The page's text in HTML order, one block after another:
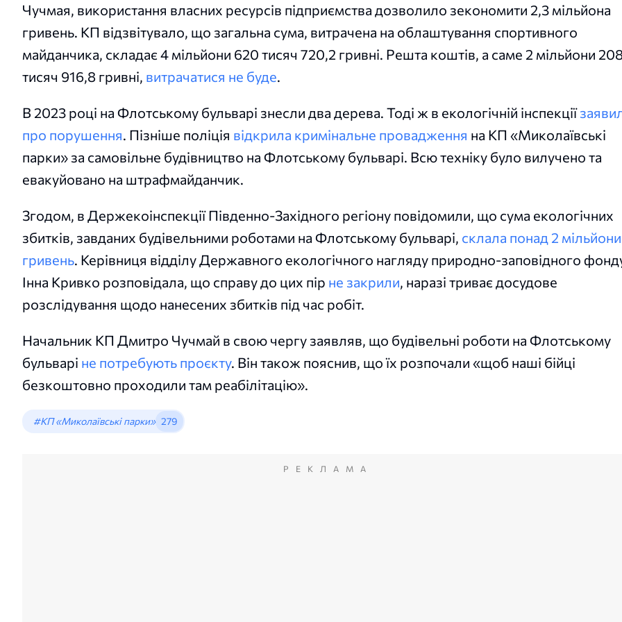
Чучмая, використання власних ресурсів підприємства дозволило зекономити 2,3 мільйона
гривень. КП відзвітувало, що загальна сума, витрачена на облаштування спортивного
майданчика, складає 4 мільйони 620 тисяч 720,2 гривні. Решта коштів, а саме 2 мільйони 208
тисяч 916,8 гривні, витрачатися не буде.
В 2023 році на Флотському бульварі знесли два дерева. Тоді ж в екологічній інспекції
про порушення. Пізніше поліція відкрила кримінальне провадження на КП «Миколаївські
парки» за самовільне будівництво на Флотському бульварі. Всю техніку було вилучено та
евакуйовано на штрафмайданчик.
Згодом, в Держекоінспекції Південно-Західного регіону повідомили, що сума екологічних
збитків, завданих будівельними роботами на Флотському бульварі, склала понад 2 мільйони
гривень. Керівниця відділу Державного екологічного нагляду природно-заповідного
Інна Кривко розповідала, що справу до цих пір не закрили, наразі триває досудове
розслідування щодо нанесених збитків під час робіт.
Начальник КП Дмитро Чучмай в свою чергу заявляв, що будівельні роботи на Флотському
бульварі не потребують проєкту. Він також пояснив, що їх розпочали «щоб наші бійці
безкоштовно проходили там реабілітацію».
#КП «Миколаївські парки» 279
РЕКЛАМА